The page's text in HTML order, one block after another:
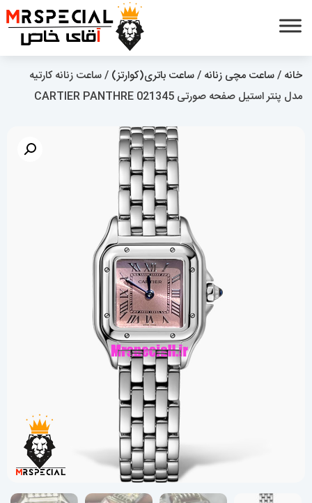
خانه /ساعت مچی زنانه /ساعت باتری(کوارتز) / ساعت زنانه کارتیه
مدل پنتر استیل صفحه صورتی CARTIER PANTHRE 021345